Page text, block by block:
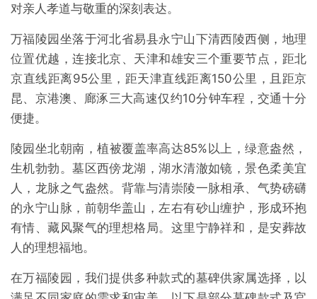
对亲人孝道与敬重的深刻表达。
万福陵园坐落于河北省易县永宁山下清西陵西侧，地理
位置优越，连接北京、天津和雄安三个重要节点，距北
京直线距离95公里，距天津直线距离150公里，且距京
昆、京港澳、廊涿三大高速仅约10分钟车程，交通十分
便捷。
陵园坐北朝南，植被覆盖率高达85%以上，绿意盎然，
生机勃勃。墓区西傍龙湖，湖水清澈如镜，景色柔美宜
人，龙脉之气盎然。背靠与清崇陵一脉相承、气势磅礴
的永宁山脉，前朝华盖山，左右有砂山缠护，形成环抱
有情、藏风聚气的理想格局。这里宁静祥和，是安葬故
人的理想福地。
在万福陵园，我们提供多种款式的墓碑供家属选择，以